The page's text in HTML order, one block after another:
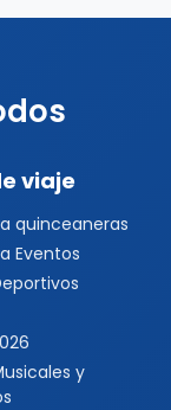
viaje
quinceaneras
Eventos
y